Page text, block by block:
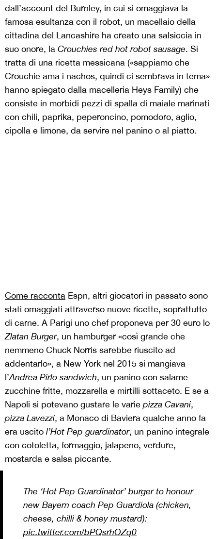
dall’account del Burnley, in cui si omaggiava la
famosa esultanza con il robot, un macellaio della
cittadina del Lancashire ha creato una salsiccia in
suo onore, la Crouchies red hot robot sausage. Si
tratta di una ricetta messicana («sappiamo che
Crouchie ama i nachos, quindi ci sembrava in tema»
hanno spiegato dalla macelleria Heys Family) che
consiste in morbidi pezzi di spalla di maiale marinati
con chili, paprika, peperoncino, pomodoro, aglio,
cipolla e limone, da servire nel panino o al piatto.
Come racconta Espn, altri giocatori in passato sono
stati omaggiati attraverso nuove ricette, soprattutto
di carne. A Parigi uno chef proponeva per 30 euro lo
Zlatan Burger, un hamburger «così grande che
nemmeno Chuck Norris sarebbe riuscito ad
addentarlo», a New York nel 2015 si mangiava
l’Andrea Pirlo sandwich, un panino con salame
zucchine fritte, mozzarella e mirtilli sottaceto. E se a
Napoli si potevano gustare le varie pizza Cavani,
pizza Lavezzi, a Monaco di Baviera qualche anno fa
era uscito l’Hot Pep guardinator, un panino integrale
con cotoletta, formaggio, jalapeno, verdure,
mostarda e salsa piccante.
The ‘Hot Pep Guardinator’ burger to honour
new Bayern coach Pep Guardiola (chicken,
cheese, chilli & honey mustard):
pic.twitter.com/bPQsrhOZq0